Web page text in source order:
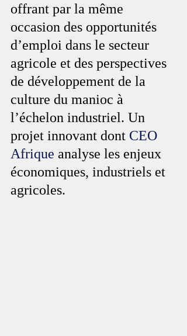
offrant par la même
occasion des opportunités
d’emploi dans le secteur
agricole et des perspectives
de développement de la
culture du manioc à
l’échelon industriel. Un
projet innovant dont CEO
Afrique analyse les enjeux
économiques, industriels et
agricoles.